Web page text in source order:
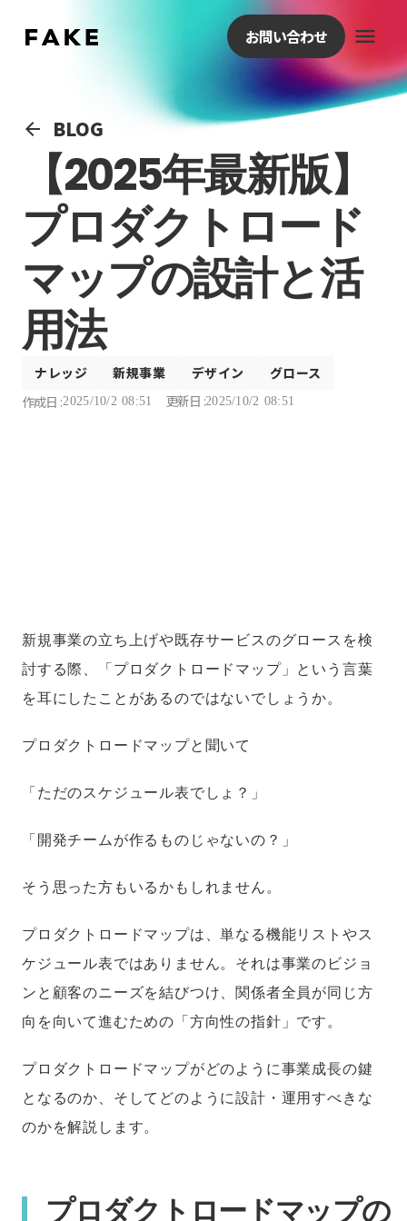
お問い合わせ menu
arrow_back BLOG
【2025年最新版】
プロダクトロード
マップの設計と活
用法
ナレッジ 新規事業 デザイン
グロース
作成日 :2025/10/2 08:51 更新日 :2025/10/2 08:51
新規事業の立ち上げや既存サービスのグロースを検
討する際、「プロダクトロードマップ」という言葉
を耳にしたことがあるのではないでしょうか。
プロダクトロードマップと聞いて
「ただのスケジュール表でしょ？」
「開発チームが作るものじゃないの？」
そう思った方もいるかもしれません。
プロダクトロードマップは、単なる機能リストやス
ケジュール表ではありません。それは事業のビジョ
ンと顧客のニーズを結びつけ、関係者全員が同じ方
向を向いて進むための「方向性の指針」です。
プロダクトロードマップがどのように事業成長の鍵
となるのか、そしてどのように設計・運用すべきな
のかを解説します。
プロダクトロードマップの